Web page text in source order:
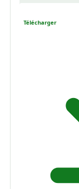
Télécharger